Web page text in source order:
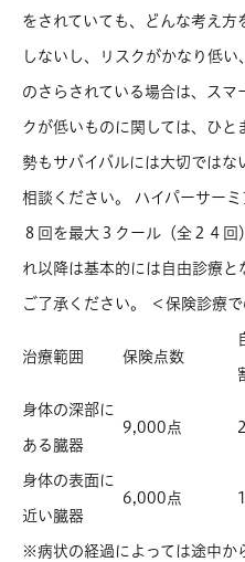
をされていても、どんな考え方
しないし、リスクがかなり低
のさらされている場合は、スマ
クが低いものに関しては、ひと
勢もサバイバルには大切ではな
相談ください。 ハイパーサー
８回を最大３クール（全２４
れ以降は基本的には自由診療
ご了承ください。 ＜保険診療で
治療範囲 保険点数
身体の深部に
ある臓器
9,000点
身体の表面に
近い臓器
6,000点
※病状の経過によっては途中か